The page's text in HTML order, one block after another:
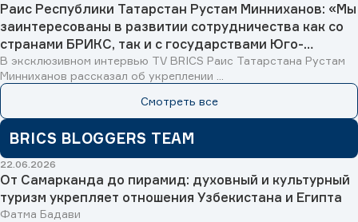
Раис Республики Татарстан Рустам Минниханов: «Мы
заинтересованы в развитии сотрудничества как со
странами БРИКС, так и с государствами Юго-
Восточной Азии, Исламского мира и Латинской
Америки»
В эксклюзивном интервью TV BRICS Раис Татарстана Рустам
Минниханов рассказал об укреплении ...
Смотреть все
BRICS BLOGGERS TEAM
22.06.2026
От Самарканда до пирамид: духовный и культурный
туризм укрепляет отношения Узбекистана и Египта
Фатма Бадави